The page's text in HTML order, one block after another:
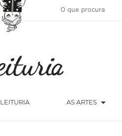
LEITURIA AS ARTES arrow_drop_down